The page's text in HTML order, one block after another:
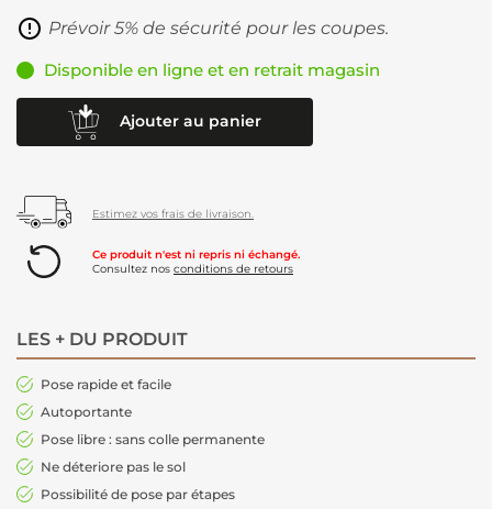
Prévoir 5% de sécurité pour les coupes.
Disponible en ligne et en retrait magasin
Ajouter au panier
Estimez vos frais de livraison.
Ce produit n'est ni repris ni échangé.
Consultez nos conditions de retours
LES + DU PRODUIT
Pose rapide et facile
Autoportante
Pose libre : sans colle permanente
Ne déteriore pas le sol
Possibilité de pose par étapes